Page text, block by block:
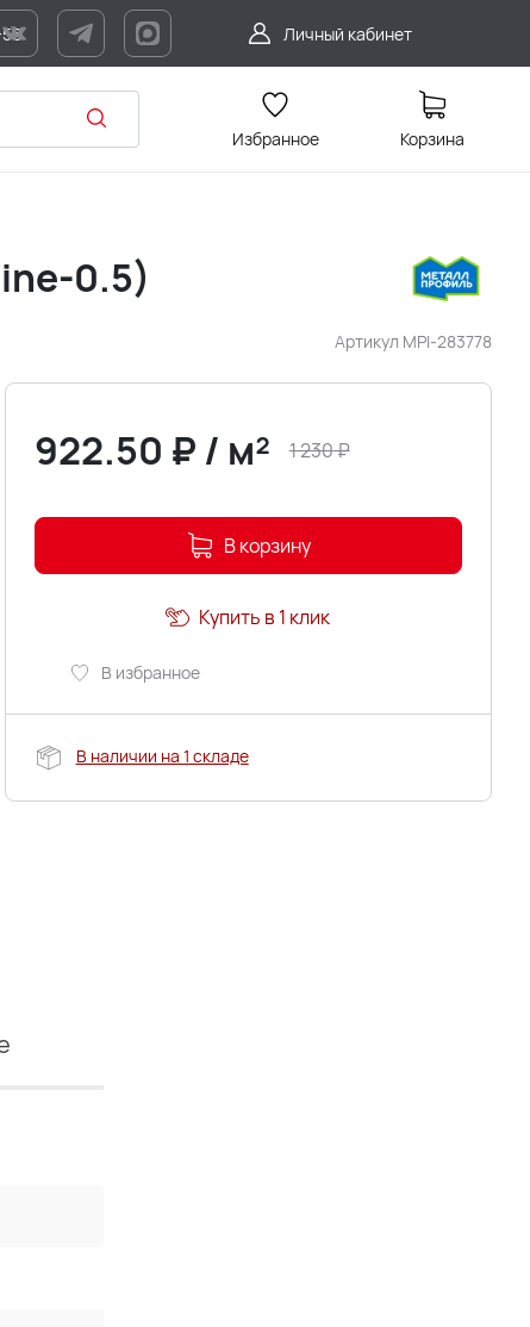
Личный кабинет
Избранное Корзина
Артикул MPI-283778
0.5)
922.50 ₽ / м² 1 230₽
В корзину
В избранное
Купить в 1 клик
В наличии на 1 складе